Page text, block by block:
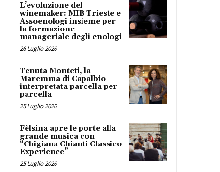
L’evoluzione del
winemaker: MIB Trieste e
Assoenologi insieme per
la formazione
manageriale degli enologi
26 Luglio 2026
Tenuta Monteti, la
Maremma di Capalbio
interpretata parcella per
parcella
25 Luglio 2026
Fèlsina apre le porte alla
grande musica con
“Chigiana Chianti Classico
Experience”
25 Luglio 2026